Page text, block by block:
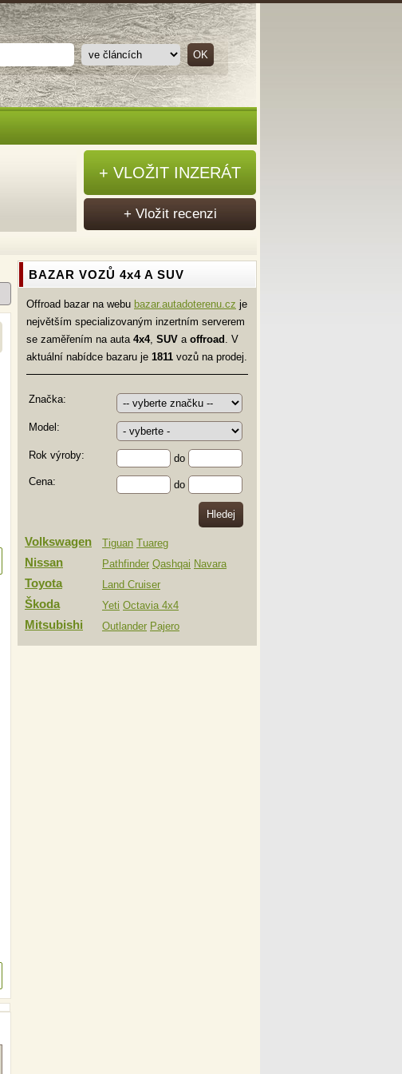
BAZAR VOZŮ 4x4 A SUV
Offroad bazar na webu bazar.autadoterenu.cz je
největším specializovaným inzertním serverem
se zaměřením na auta 4x4, SUV a offroad . V
aktuální nabídce bazaru je 1811 vozů na prodej.
Značka:
Model:
Rok výroby:
do
Cena:
do
Volkswagen Tiguan Tuareg
Nissan Pathfinder Qashqai Navara
Toyota Land Cruiser
Škoda Yeti Octavia 4x4
Mitsubishi Outlander Pajero
+ VLOŽIT INZERÁT
+ Vložit recenzi